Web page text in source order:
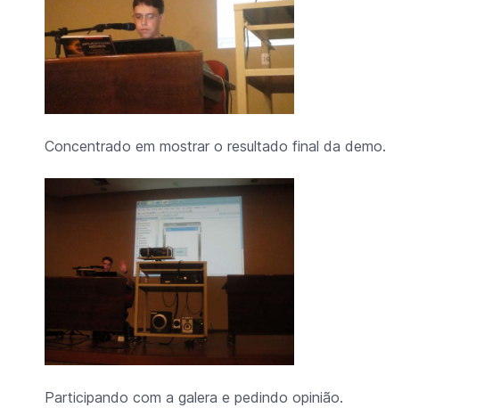
Concentrado em mostrar o resultado final da demo.
Participando com a galera e pedindo opinião.